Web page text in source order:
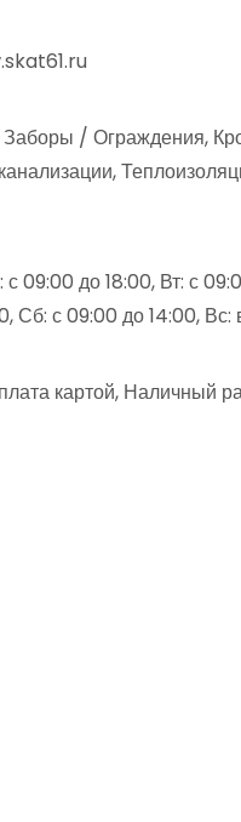
Заборы / Ограждения,
09:00 до 18:00, Вт: с
Сб: с 09:00 до 14:00, Вс:
картой, Наличный